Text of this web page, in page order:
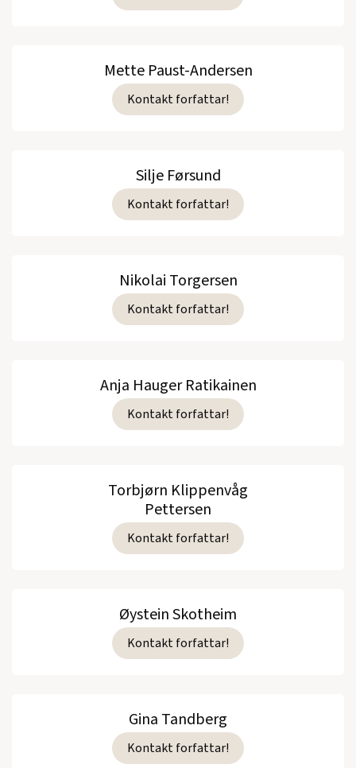
Mette Paust-Andersen
Kontakt forfattar!
Silje Førsund
Kontakt forfattar!
Nikolai Torgersen
Kontakt forfattar!
Anja Hauger Ratikainen
Kontakt forfattar!
Torbjørn Klippenvåg
Pettersen
Kontakt forfattar!
Øystein Skotheim
Kontakt forfattar!
Gina Tandberg
Kontakt forfattar!